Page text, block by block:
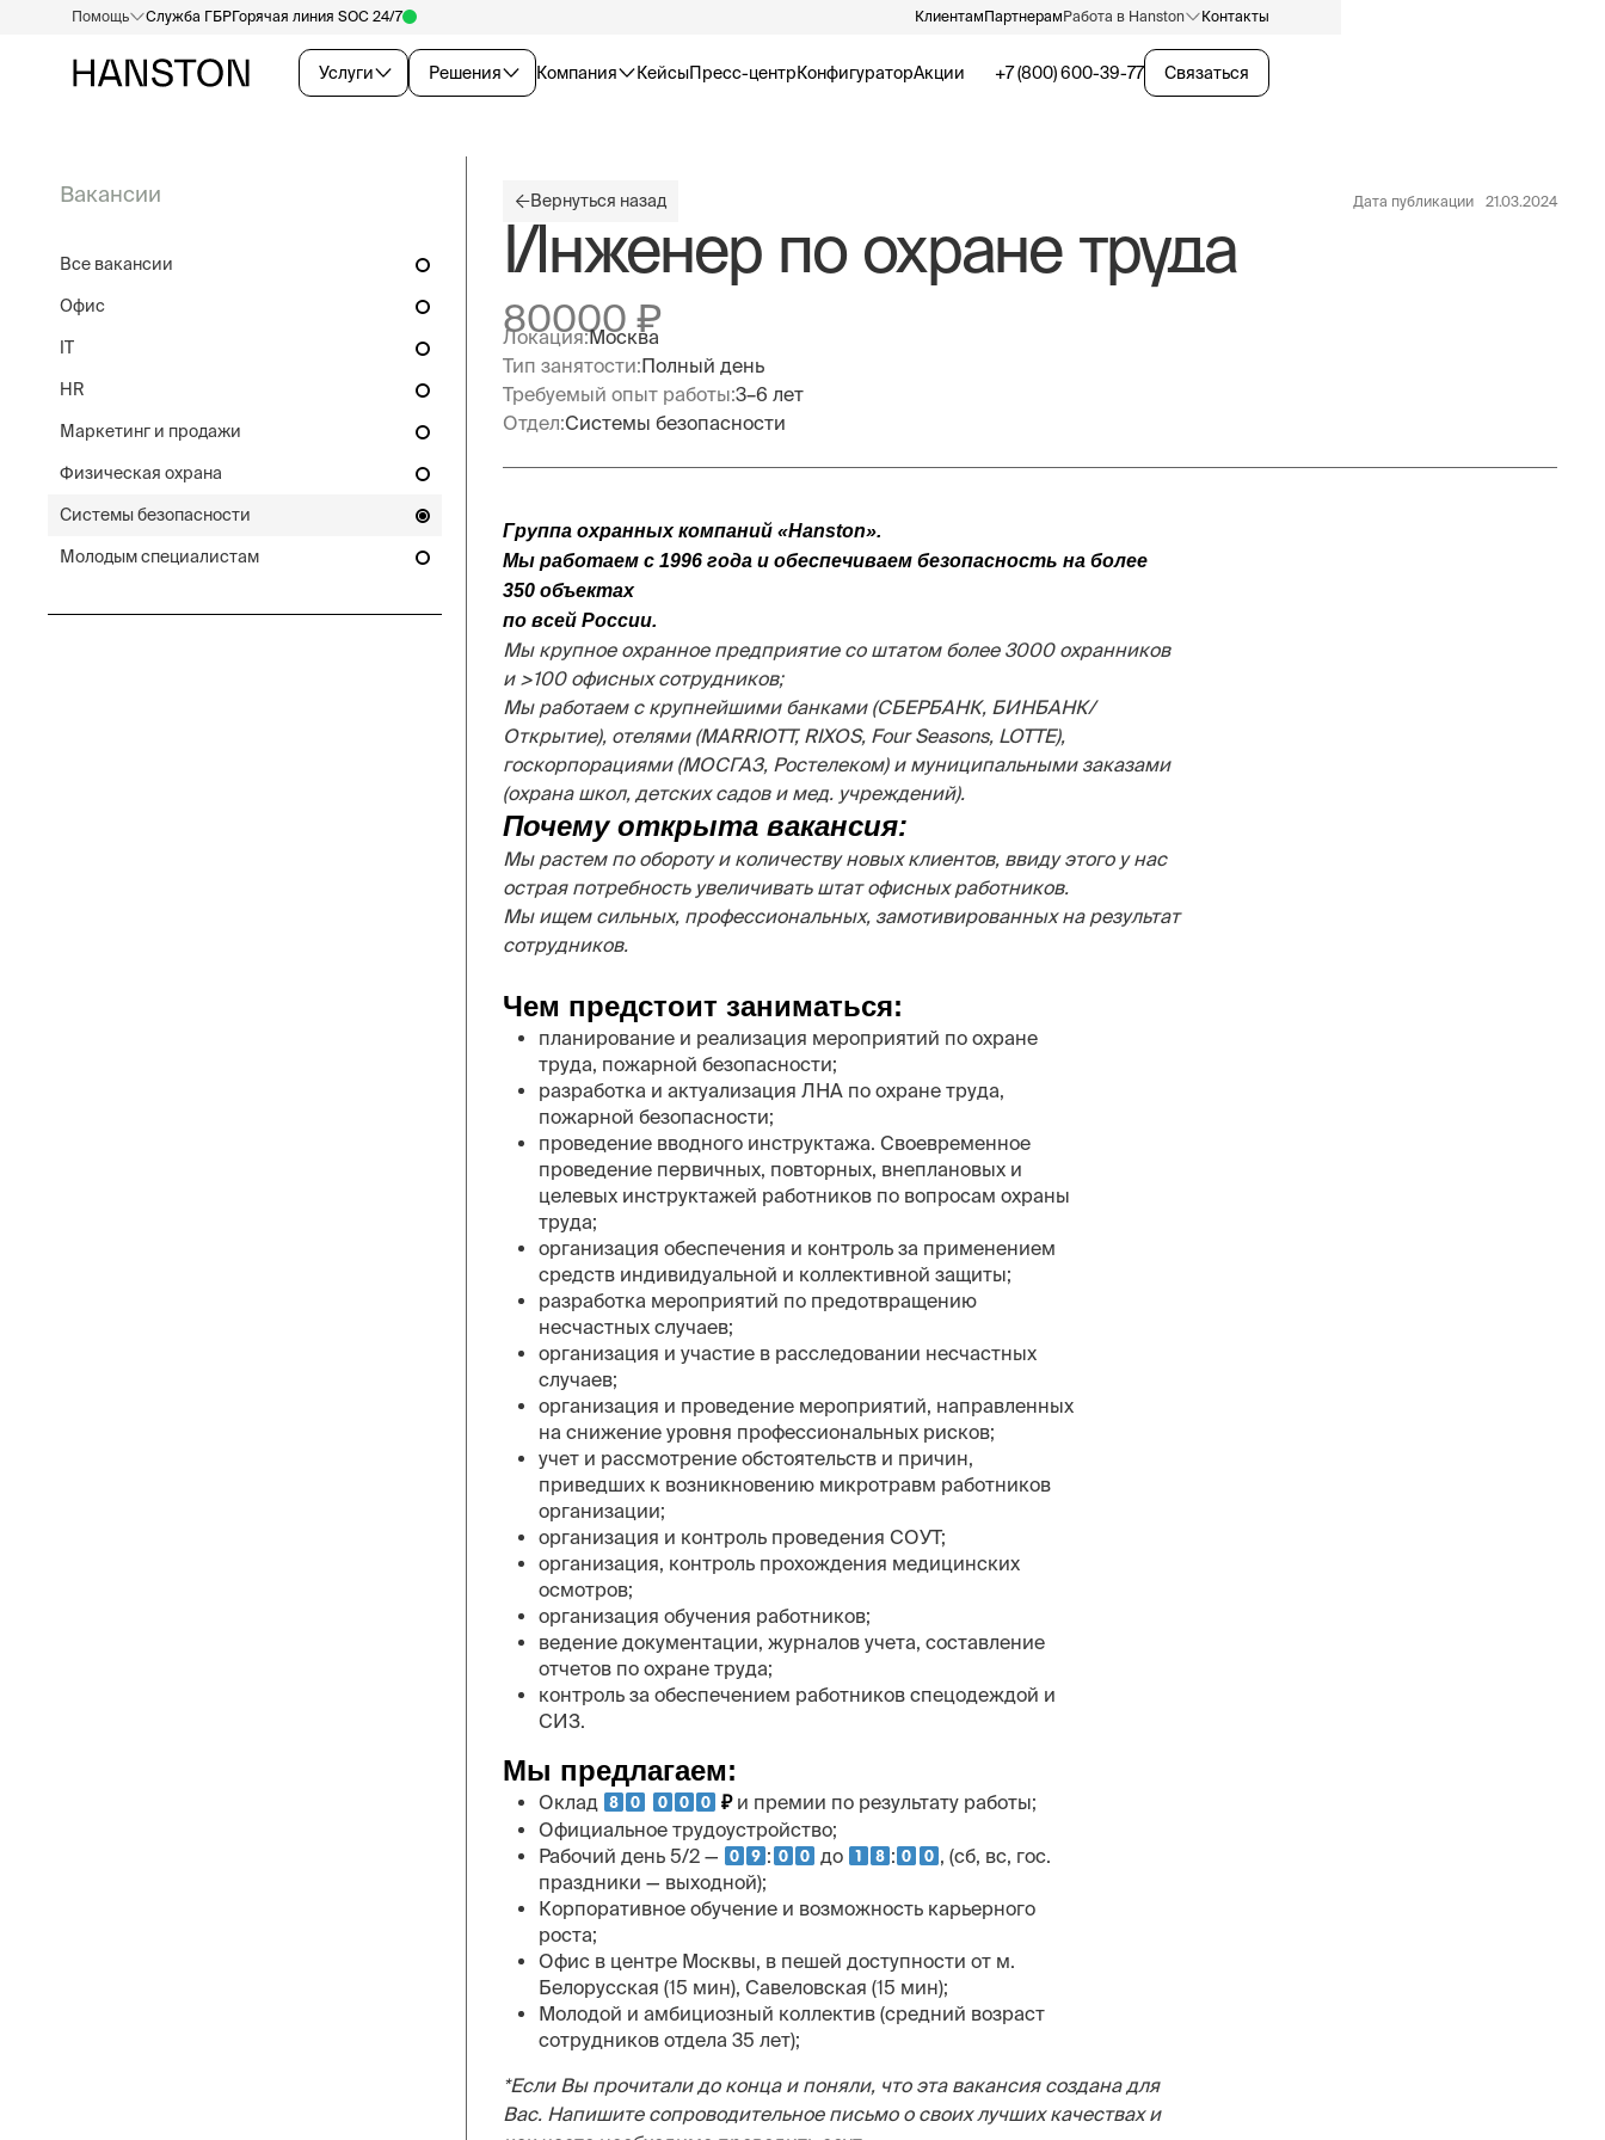
Услуги Решения Компания КейсыПресс-центрКонфигураторАкции
Помощь Служба ГБРГорячая линия SOC 24/7 КлиентамПартнерамРабота в Hanston Контакты
+7 (800) 600-39-77 Связаться
Вакансии
Все вакансии
Офис
IT
HR
Маркетинг и продажи
Физическая охрана
Системы безопасности
Молодым специалистам
Вернуться назад Дата публикации 21.03.2024
Инженер по охране труда
80000 ₽
Локация:Москва
Тип занятости:Полный день
Требуемый опыт работы:3–6 лет
Отдел:Системы безопасности
Группа охранных компаний «Hanston».
Мы работаем с 1996 года и обеспечиваем безопасность на более
350 объектах
по всей России.
Мы крупное охранное предприятие со штатом более 3000 охранников
и >100 офисных сотрудников;
Мы работаем с крупнейшими банками (СБЕРБАНК, БИНБАНК/
Открытие), отелями (MARRIOTT, RIXOS, Four Seasons, LOTTE),
госкорпорациями (МОСГАЗ, Ростелеком) и муниципальными заказами
(охрана школ, детских садов и мед. учреждений).
Почему открыта вакансия:
Мы растем по обороту и количеству новых клиентов, ввиду этого у нас
острая потребность увеличивать штат офисных работников.
Мы ищем сильных, профессиональных, замотивированных на результат
сотрудников.
Чем предстоит заниматься:
планирование и реализация мероприятий по охране
труда, пожарной безопасности;
разработка и актуализация ЛНА по охране труда,
пожарной безопасности;
проведение вводного инструктажа. Своевременное
проведение первичных, повторных, внеплановых и
целевых инструктажей работников по вопросам охраны
труда;
организация обеспечения и контроль за применением
средств индивидуальной и коллективной защиты;
разработка мероприятий по предотвращению
несчастных случаев;
организация и участие в расследовании несчастных
случаев;
организация и проведение мероприятий, направленных
на снижение уровня профессиональных рисков;
учет и рассмотрение обстоятельств и причин,
приведших к возникновению микротравм работников
организации;
организация и контроль проведения СОУТ;
организация, контроль прохождения медицинских
осмотров;
организация обучения работников;
ведение документации, журналов учета, составление
отчетов по охране труда;
контроль за обеспечением работников спецодеждой и
СИЗ.
Мы предлагаем:
Оклад ₽и премии по результату работы;
Официальное трудоустройство;
Рабочий день 5/2 —
: до :
, (сб, вс, гос.
праздники — выходной);
Корпоративное обучение и возможность карьерного
роста;
Офис в центре Москвы, в пешей доступности от м.
Белорусская (15 мин), Савеловская (15 мин);
Молодой и амбициозный коллектив (средний возраст
сотрудников отдела 35 лет);
*Если Вы прочитали до конца и поняли, что эта вакансия создана для
Вас. Напишите сопроводительное письмо о своих лучших качествах и